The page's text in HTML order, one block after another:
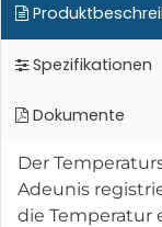
Spezifikationen
Dokumente
Der
Adeunis
die Temperatur